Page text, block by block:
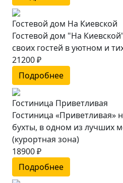
Гостевой дом На Киевской
Гостевой дом "На
своих гостей в уютном и
21200 ₽
Подробнее
Гостиница Приветливая
Гостиница «Приветливая»
бухты, в одном из лучших
(курортная зона)
18900 ₽
Подробнее